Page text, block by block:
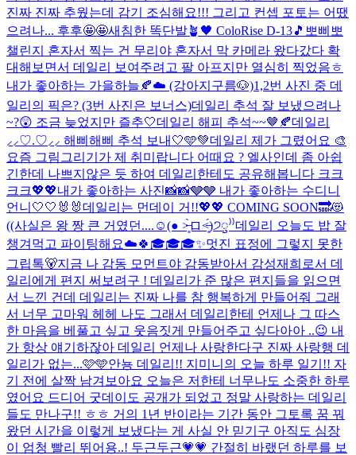
진짜 진짜 추웠는데 감기 조심해요!!! 그리고 컨셉 포토는 어땠
으려나... 후후🤩🤩새침한 똑단발🪴🖤 ColoRise D-13🎵 뽀삐뽀
챌린지 혼자서 찍는 건 무리야 혼자서 막 카메라 왔다갔다 확
대해보면서 데일리 보여주려고 팔 아프지만 열심히 찍었음ㅎ
내가 좋아하는 가을하늘🍂☁️ (강아지구름🐶)1,2번 사진 중 데
일리의 픽은? (3번 사진은 보너스)데일리 추석 잘 보냈으려나
~?😲 조금 늦었지만 즐추🤍데일리 해피 추석~~🤎🍂데일리
⸝⸝♡.♡⸝⸝ 해삐해삐 추석 보내🤍🩵💚데일리 제가 그렸어요 🎨
요즘 그림그리기가 제 취미랍니다 어때요 ? 엘사인데 좀 아쉽
긴한데 나쁘지않은 듯 하여 데일리한테도 공유해봅니다 크크
크크💖💖내가 좋아하는 사진📸📸🩶🩶 내가 좋아하는 수디니
언니🤍🤍🐰🐰데일리는 먼데이 거!!💖💖 COMING SOON🔜😻
((사실은 왕 짱 큰 거였던....☺(● ˃̶͈̀ロ˂̶͈́)੭ꠥ⁾⁾️데일리 오늘도 밥 잘
챙겨먹고 파이팅해요☁️🍀 🎓🎓🎓✨멋진 표정에 그렇지 못한
그립톡🐻지금 나 감동 모먼트야 감동받아서 감성재희로서 데
일리에게 편지 써보려구 ! 데일리가 준 많은 편지들을 읽으면
서 느낀 건데 데일리는 진짜 나를 참 행복하게 만들어줘 그래
서 너무 고마워 헤헤 나도 그래서 데일리한테 언제나 그 따스
한 마음을 베풀고 싶고 웃음짓게 만들어주고 싶다아아 ..😉 내
가 항상 얘기하잖아 데일리 언제나 사랑한다구 진짜 사랑행 데
일리가 없는...🩷🩵안뇽 데일리!! 지미니의 오늘 하루 일기!! 자
기 전에 살짝 남겨보아요 오늘은 저한테 너무나도 소중한 하루
였어요 드디어 굿데이도 공개가 되었고 정말 사랑하는 데일리
들도 만나구!! ㅎㅎ 거의 1년 반이라는 기간 동안 그토록 꿈 꿔
왔던 시간을 이렇게 보냈다는 게 사실 안 믿기구 아직도 심장
이 엄청 빨리 뛰어용..! 두근두근💗💗 간절히 바랬던 하루를 보